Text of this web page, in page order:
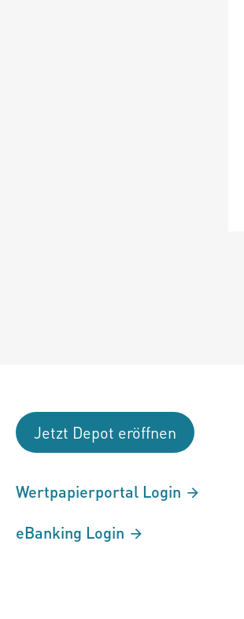
Jetzt Depot eröffnen
Wertpapierportal Login
eBanking Login